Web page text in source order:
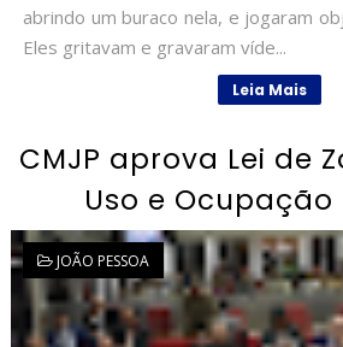
abrindo um buraco nela, e jogaram
Eles gritavam e gravaram víde...
Leia Mais
CMJP aprova Lei de
Uso e Ocupação
JOÃO PESSOA